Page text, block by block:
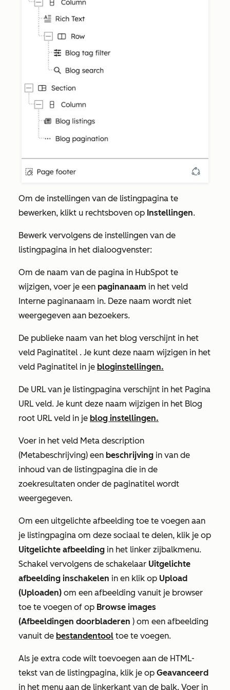
Om de instellingen van de listingpagina te
bewerken, klikt u rechtsboven op Instellingen.
Bewerk vervolgens de instellingen van de
listingpagina in het dialoogvenster:
Om de naam van de pagina in HubSpot te
wijzigen, voer je een paginanaam in het veld
Interne paginanaam in. Deze naam wordt niet
weergegeven aan bezoekers.
De publieke naam van het blog verschijnt in het
veld Paginatitel . Je kunt deze naam wijzigen in het
veld Paginatitel in je bloginstellingen.
De URL van je listingpagina verschijnt in het Pagina
URL veld. Je kunt deze naam wijzigen in het Blog
root URL veld in je blog instellingen.
Voer in het veld Meta description
(Metabeschrijving) een beschrijving in van de
inhoud van de listingpagina die in de
zoekresultaten onder de paginatitel wordt
weergegeven.
Om een uitgelichte afbeelding toe te voegen aan
je listingpagina om deze sociaal te delen, klik je op
Uitgelichte afbeelding in het linker zijbalkmenu.
Schakel vervolgens de schakelaar Uitgelichte
afbeelding inschakelen in en klik op Upload
(Uploaden) om een afbeelding vanuit je browser
toe te voegen of op Browse images
(Afbeeldingen doorbladeren ) om een afbeelding
vanuit de bestandentool toe te voegen.
Als je extra code wilt toevoegen aan de HTML-
tekst van de listingpagina, klik je op Geavanceerd
in het menu aan de linkerkant van de balk. Voer in